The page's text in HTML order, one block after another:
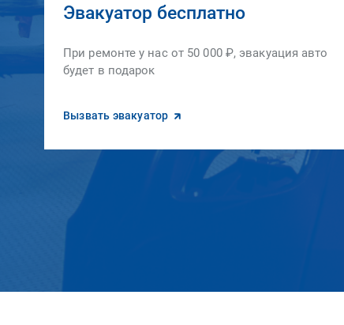
Эвакуатор бесплатно
При ремонте у нас от 50 000 ₽, эвакуация авто
будет в подарок
Вызвать эвакуатор